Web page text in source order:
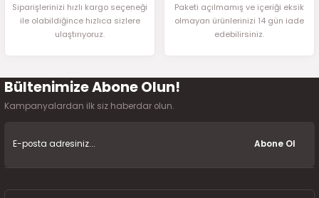
Siparişlerinizi hızlı kargo seçeneği
ile olabildiğince hızlıca sizlere
ulaştırıyoruz.
Paketi açılmamış ve içeriği eksik
olmayan ürünlerinizi 14 gün iade
edebilirsiniz.
Bültenimize Abone Olun!
Kampanyalardan ilk siz haberdar olun.
Abone Ol